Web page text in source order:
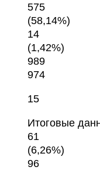
575
(58,14%)
14
(1,42%)
989
974
15
Итоговые
61
(6,26%)
96